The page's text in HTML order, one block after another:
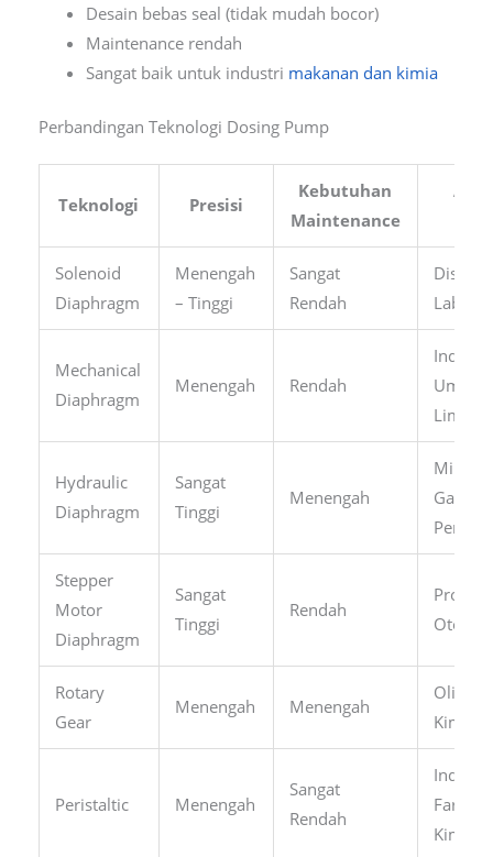
Desain bebas seal (tidak mudah bocor)
Maintenance rendah
Sangat baik untuk industri makanan dan kimia
Perbandingan Teknologi Dosing Pump
Teknologi Presisi
Kebutuhan
Maintenance
Solenoid
Diaphragm
Menengah
– Tinggi
Sangat
Rendah
Mechanical
Diaphragm
Menengah Rendah
Industri
Umum,
Limbah
Hydraulic
Diaphragm
Sangat
Tinggi
Menengah
Gas,
Stepper
Motor
Diaphragm
Sangat
Tinggi
Rendah
Proses
Rotary
Gear
Menengah Menengah
Oli,
Kimia
Peristaltic Menengah
Sangat
Rendah
Industri
Kimia